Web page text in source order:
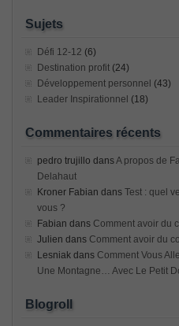
Sujets
Défi 12-12 (6)
Destination profit (24)
Développement personnel (43)
Leader Inspirationnel (18)
Commentaires récents
pedro trujillo dansA propos de
Delahaut
Kroner Fabian dans Test : quel
vous ?
Fabian dans Comment avoir du
Julien dans Comment avoir du
Lesniak dans Comment Vous
Une Montagne… Avec Le Petit
Blogroll